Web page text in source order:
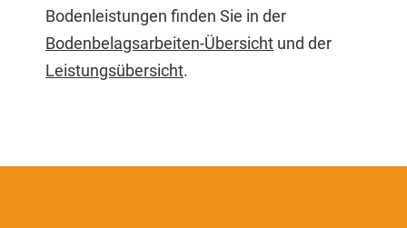
Bodenleistungen finden Sie in der
Bodenbelagsarbeiten-Übersicht und der
Leistungsübersicht.